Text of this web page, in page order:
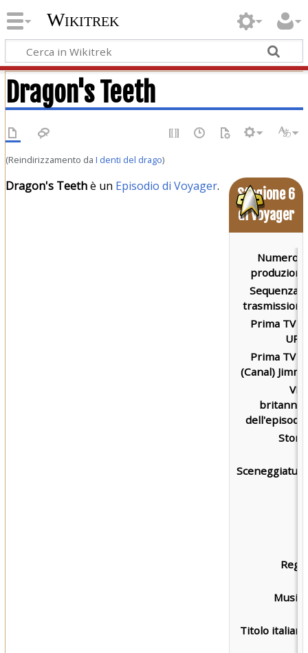
Wikitrek
Dragon's Teeth
(Reindirizzamento da I denti del drago)
Stagione 6
di Voyager
Numero
Sequenza
Prima TV
Prima TV
(Canal)
Titolo
Dragon's Teethè un Episodio di Voyager.